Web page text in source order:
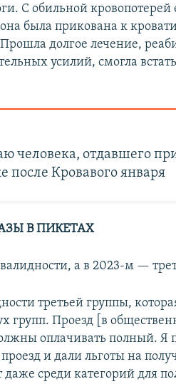
С обильной кровопотерей
была прикована к
долгое лечение,
усилий, смогла
человека, отдавшего
после Кровавого января
В ПИКЕТАХ
а в 2023-м —
третьей группы,
групп. Проезд [в
оплачивать полный. Я
и дали льготы на
среди категорий для